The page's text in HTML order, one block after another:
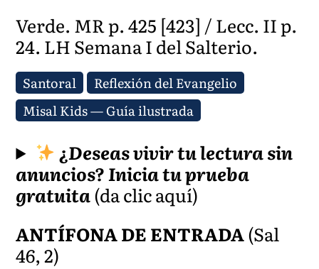
Verde. MR p. 425 [423] / Lecc. II p.
24. LH Semana I del Salterio.
Santoral
Reflexión del Evangelio
Misal Kids — Guía ilustrada
¿Deseas vivir tu lectura sin
anuncios?Inicia tu prueba
gratuita(da clic aquí)
ANTÍFONA DE ENTRADA(Sal
46, 2)